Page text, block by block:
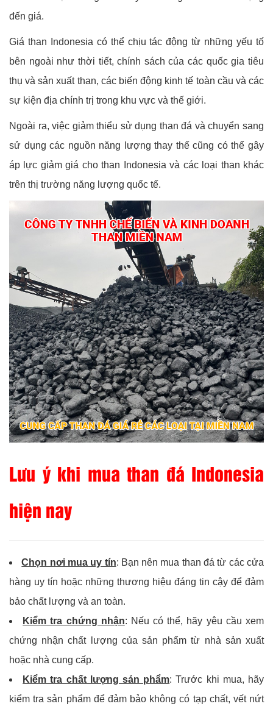
đến giá.
Giá than Indonesia có thể chịu tác động từ những yếu tố
bên ngoài như thời tiết, chính sách của các quốc gia tiêu
thụ và sản xuất than, các biến động kinh tế toàn cầu và các
sự kiện địa chính trị trong khu vực và thế giới.
Ngoài ra, việc giảm thiểu sử dụng than đá và chuyển sang
sử dụng các nguồn năng lượng thay thế cũng có thể gây
áp lực giảm giá cho than Indonesia và các loại than khác
trên thị trường năng lượng quốc tế.
Lưu ý khi mua than đá Indonesia
hiện nay
Chọn nơi mua uy tín: Bạn nên mua than đá từ các cửa
hàng uy tín hoặc những thương hiệu đáng tin cậy để đảm
bảo chất lượng và an toàn.
Kiểm tra chứng nhận: Nếu có thể, hãy yêu cầu xem
chứng nhận chất lượng của sản phẩm từ nhà sản xuất
hoặc nhà cung cấp.
Kiểm tra chất lượng sản phẩm: Trước khi mua, hãy
kiểm tra sản phẩm để đảm bảo không có tạp chất, vết nứt